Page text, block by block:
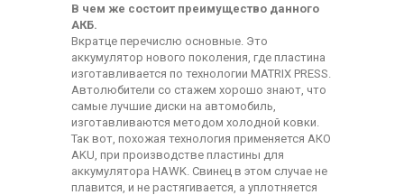
В чем же состоит преимущество данного
АКБ.
Вкратце перечислю основные. Это
аккумулятор нового поколения, где пластина
изготавливается по технологии MATRIX PRESS.
Автолюбители со стажем хорошо знают, что
самые лучшие диски на автомобиль,
изготавливаются методом холодной ковки.
Так вот, похожая технология применяется АКО
AKU, при производстве пластины для
аккумулятора HAWK. Свинец в этом случае не
плавится, и не растягивается, а уплотняется